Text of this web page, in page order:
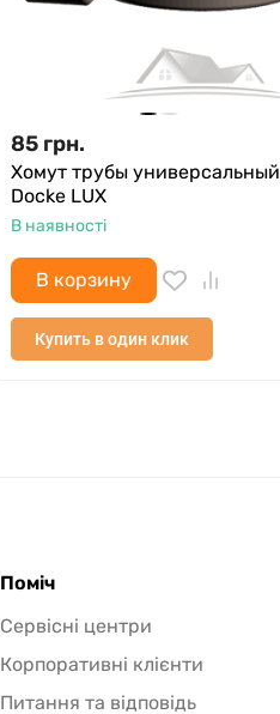
85 грн.
Хомут трубы универсальный
Docke LUX
В наявності
В корзину
Купить в один клик
Поміч
Сервісні центри
Корпоративні клієнти
Питання та відповідь